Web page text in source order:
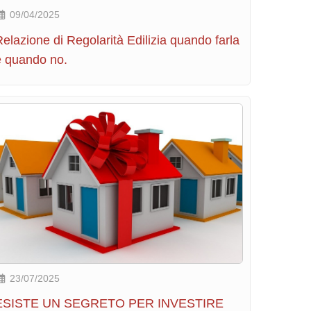
09/04/2025
di Regolarità Edilizia quando farla
quando no.
23/07/2025
UN SEGRETO PER INVESTIRE